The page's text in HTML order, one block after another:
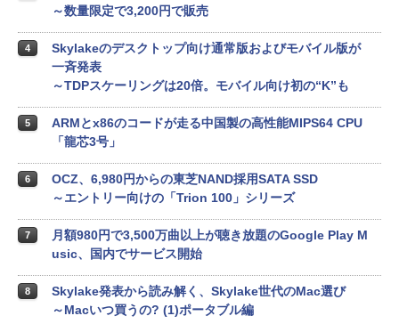
～数量限定で3,200円で販売
4
Skylakeのデスクトップ向け通常版およびモバイル版が
一斉発表
～TDPスケーリングは20倍。モバイル向け初の“K”も
5
ARMとx86のコードが走る中国製の高性能MIPS64 CPU
「龍芯3号」
6
OCZ、6,980円からの東芝NAND採用SATA SSD
～エントリー向けの「Trion 100」シリーズ
7
月額980円で3,500万曲以上が聴き放題のGoogle Play M
usic、国内でサービス開始
8
Skylake発表から読み解く、Skylake世代のMac選び
～Macいつ買うの? (1)ポータブル編